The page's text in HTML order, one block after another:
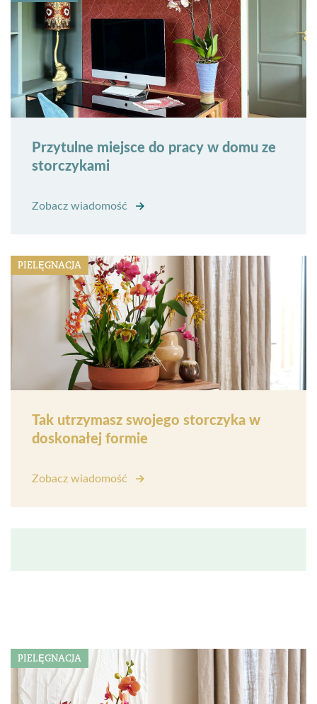
Przytulne miejsce do pracy w domu ze
storczykami
Zobacz wiadomość
PIELĘGNACJA
Tak utrzymasz swojego storczyka w
doskonałej formie
Zobacz wiadomość
PIELĘGNACJA